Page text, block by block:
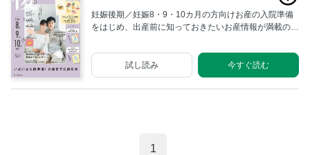
妊娠後期／妊娠8・9・10カ月の方向けお産の入院準備
をはじめ、出産前に知っておきたいお産情報が満載の
今すぐ読む
試し読み
1